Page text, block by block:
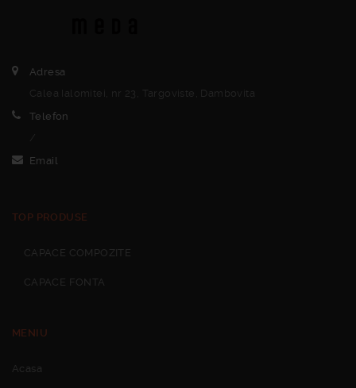
Adresa
Calea Ialomitei, nr 23, Targoviste, Dambovita
Telefon
Email
TOP PRODUSE
CAPACE COMPOZITE
CAPACE FONTA
MENIU
Acasa